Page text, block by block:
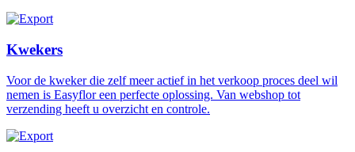
Kwekers
Voor de kweker die zelf meer actief in het verkoop proces deel wil
nemen is Easyflor een perfecte oplossing. Van webshop tot
verzending heeft u overzicht en controle.